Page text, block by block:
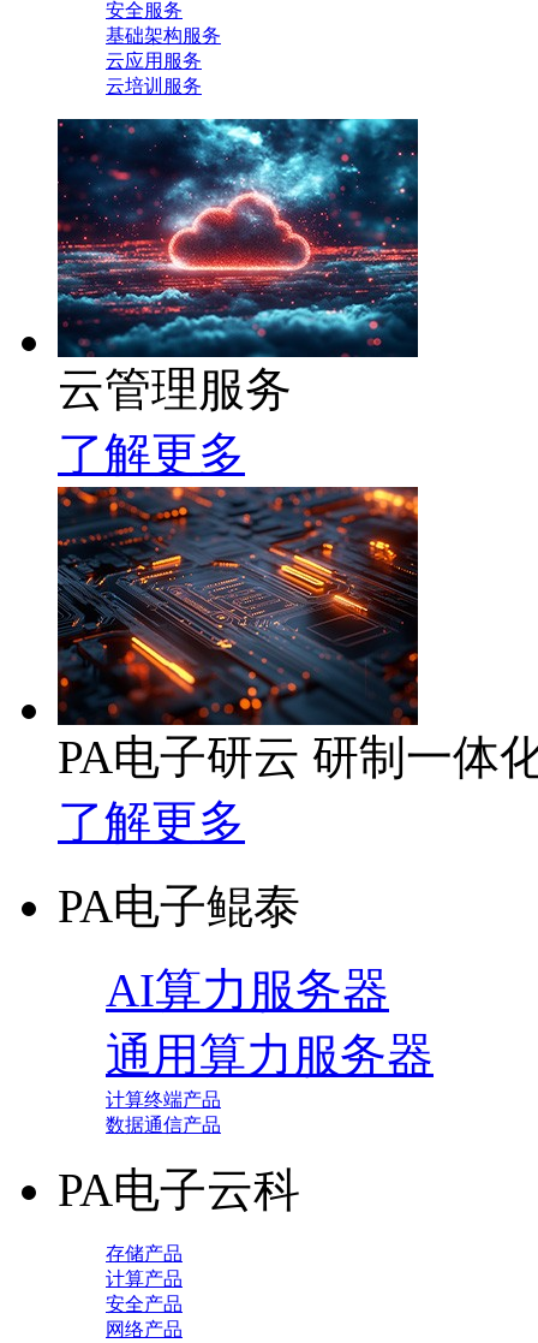
安全服务
基础架构服务
云应用服务
云培训服务
云管理服务
了解更多
PA电子研云 研制一体
了解更多
PA电子鲲泰
AI算力服务器
通用算力服务器
计算终端产品
数据通信产品
PA电子云科
存储产品
计算产品
安全产品
网络产品